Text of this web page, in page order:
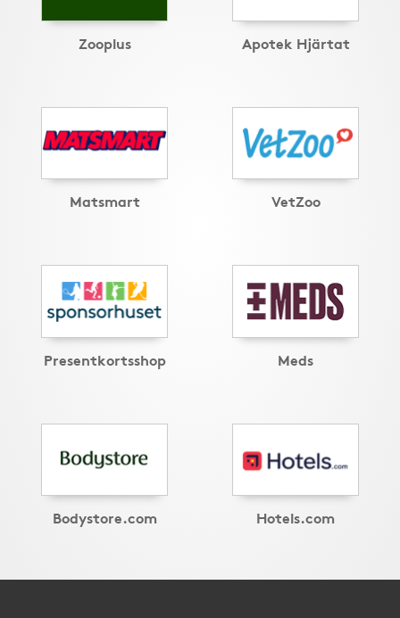
Zooplus Apotek Hjärtat
Matsmart VetZoo
Presentkortsshop Meds
Bodystore.com Hotels.com